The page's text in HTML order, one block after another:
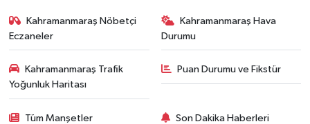
Kahramanmaraş Nöbetçi
Eczaneler
Kahramanmaraş Hava
Durumu
Kahramanmaraş Trafik
Yoğunluk Haritası
Puan Durumu ve Fikstür
Tüm Manşetler Son Dakika Haberleri